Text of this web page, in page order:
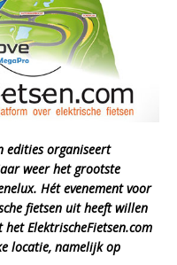
edities organiseert
weer het grootste
Hét evenement voor
fietsen uit heeft willen
ElektrischeFietsen.com
locatie, namelijk op